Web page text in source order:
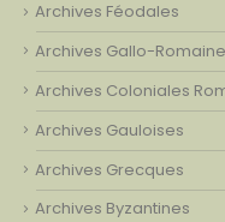
Archives Féodales
Archives Gallo-
Archives Coloniales
Archives Gauloises
Archives Grecques
Archives Byzantines